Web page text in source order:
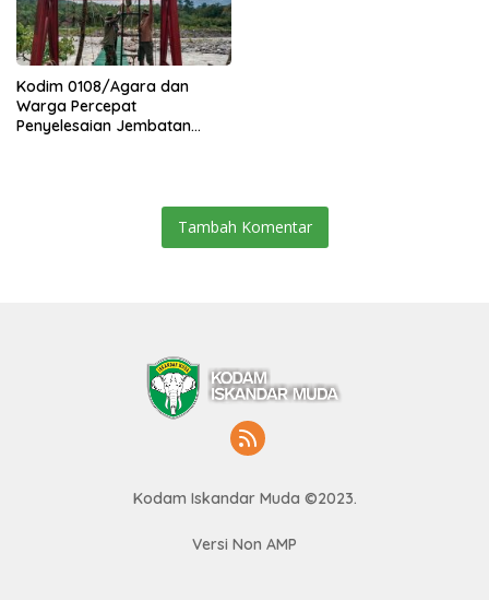
Kodim 0108/Agara dan
Warga Percepat
Penyelesaian Jembatan
Tambah Komentar
Kodam Iskandar Muda ©2023.
Versi Non AMP